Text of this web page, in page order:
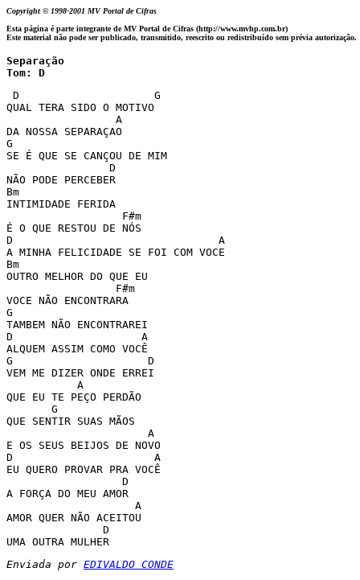
Copyright © 1998-2001 MV Portal de Cifras
Esta página é parte integrante de MV Portal de Cifras (http://www.mvhp.com.br)
Este material não pode ser publicado, transmitido, reescrito ou redistribuído sem prévia autorização.
Separação
Tom: D
D                     G
QUAL TERA SIDO O MOTIVO
                 A
DA NOSSA SEPARAÇAO
G
SE É QUE SE CANÇOU DE MIM
                D
NÃO PODE PERCEBER
Bm
INTIMIDADE FERIDA
                  F#m
É O QUE RESTOU DE NÓS
D                                A
A MINHA FELICIDADE SE FOI COM VOCE
Bm
OUTRO MELHOR DO QUE EU
                 F#m
VOCE NÃO ENCONTRARA
G
TAMBEM NÃO ENCONTRAREI
D                    A
ALQUEM ASSIM COMO VOCÊ
G                     D
VEM ME DIZER ONDE ERREI
           A
QUE EU TE PEÇO PERDÃO
       G
QUE SENTIR SUAS MÃOS
                      A
E OS SEUS BEIJOS DE NOVO
D                      A
EU QUERO PROVAR PRA VOCÊ
                  D
A FORÇA DO MEU AMOR
                    A
AMOR QUER NÃO ACEITOU
               D
UMA OUTRA MULHER
Enviada por EDIVALDO CONDE